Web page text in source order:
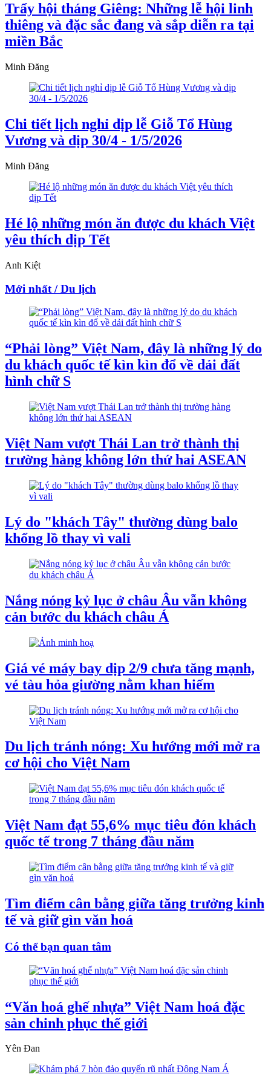
Trẩy hội tháng Giêng: Những lễ hội linh
thiêng và đặc sắc đang và sắp diễn ra tại
miền Bắc
Minh Đăng
Chi tiết lịch nghỉ dịp lễ Giỗ Tổ Hùng
Vương và dịp 30/4 - 1/5/2026
Minh Đăng
Hé lộ những món ăn được du khách Việt
yêu thích dịp Tết
Anh Kiệt
Mới nhất / Du lịch
“Phải lòng” Việt Nam, đây là những lý do
du khách quốc tế kìn kìn đổ về dải đất
hình chữ S
Việt Nam vượt Thái Lan trở thành thị
trường hàng không lớn thứ hai ASEAN
Lý do "khách Tây" thường dùng balo
khổng lồ thay vì vali
Nắng nóng kỷ lục ở châu Âu vẫn không
cản bước du khách châu Á
Giá vé máy bay dịp 2/9 chưa tăng mạnh,
vé tàu hỏa giường nằm khan hiếm
Du lịch tránh nóng: Xu hướng mới mở ra
cơ hội cho Việt Nam
Việt Nam đạt 55,6% mục tiêu đón khách
quốc tế trong 7 tháng đầu năm
Tìm điểm cân bằng giữa tăng trưởng kinh
tế và giữ gìn văn hoá
Có thể bạn quan tâm
“Văn hoá ghế nhựa” Việt Nam hoá đặc
sản chinh phục thế giới
Yên Đan